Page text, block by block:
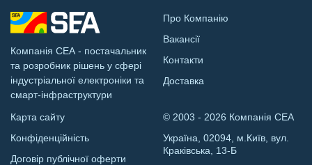
Компанія СЕА - постачальник
та розробник рішень у сфері
індустріальної електроніки та
смарт-інфраструктури
Про Компанію
Вакансії
Контакти
Доставка
Карта сайту
Конфіденційність
Договір публічної оферти
© 2003 - 2026 Компанія СЕА
Україна, 02094, м.Київ, вул.
Краківська, 13-Б